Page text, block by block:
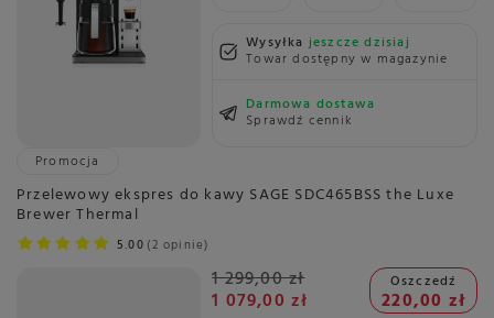
Wysyłkajeszcze dzisiaj
Towar dostępny w magazynie
Darmowa dostawa
Sprawdź cennik
Promocja
Przelewowy ekspres do kawy SAGE SDC465BSS the Luxe
Brewer Thermal
5.00 2 opinie
1 299,00 zł
1 079,00 zł
Oszczedź
220,00 zł